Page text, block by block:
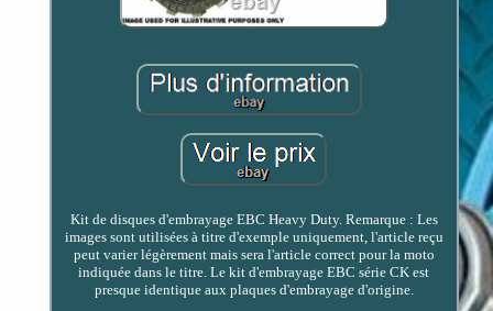
Kit de disques d'embrayage EBC Heavy Duty. Remarque : Les
images sont utilisées à titre d'exemple uniquement, l'article reçu
peut varier légèrement mais sera l'article correct pour la moto
indiquée dans le titre. Le kit d'embrayage EBC série CK est
presque identique aux plaques d'embrayage d'origine.